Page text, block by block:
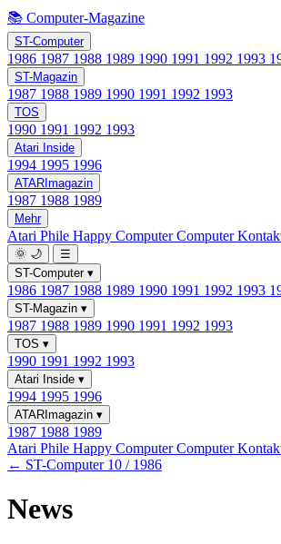
📚 Computer-Magazine
ST-Computer
1986 1987 1988 1989 1990 1991 1992 1993
ST-Magazin
1987 1988 1989 1990 1991 1992 1993
TOS
1990 1991 1992 1993
Atari Inside
1994 1995 1996
ATARImagazin
1987 1988 1989
Mehr
Atari Phile Happy ComputerComputer
🌞 🌙
☰
ST-Computer ▾
1986 1987 1988 1989 1990 1991 1992 1993
ST-Magazin ▾
1987 1988 1989 1990 1991 1992 1993
TOS ▾
1990 1991 1992 1993
Atari Inside ▾
1994 1995 1996
ATARImagazin ▾
1987 1988 1989
Atari Phile Happy ComputerComputer
← ST-Computer 10 / 1986
News